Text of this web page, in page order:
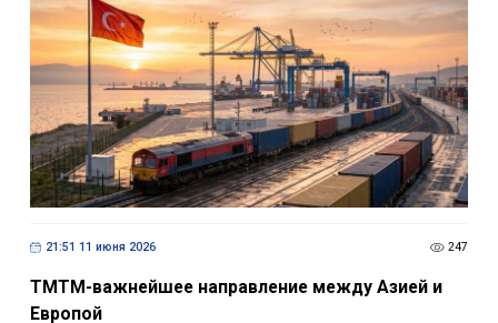
21:51 11 июня 2026 247
ТМТМ-важнейшее направление между Азией и
Европой